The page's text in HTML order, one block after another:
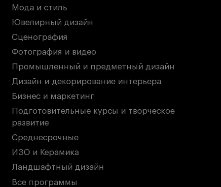
Мода и стиль
Ювелирный дизайн
Сценография
Фотография и видео
Промышленный и предметный дизайн
Дизайн и декорирование интерьера
Бизнес и маркетинг
Подготовительные курсы и творческое
развитие
Среднесрочные
ИЗО и Керамика
Ландшафтный дизайн
Все программы